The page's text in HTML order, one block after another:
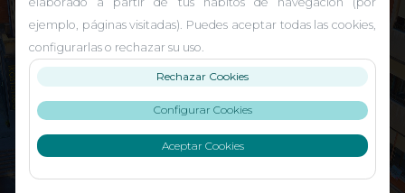
ejemplo, páginas visitadas). Puedes aceptar todas las cookies,
configurarlas o rechazar su uso.
Rechazar Cookies
Configurar Cookies
Aceptar Cookies
El Carmen Indautxu